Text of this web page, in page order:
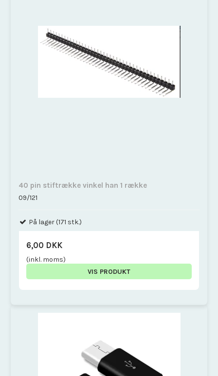
40 pin stiftrække vinkel han 1 række
09/121
På lager (171 stk.)
6,00 DKK
(inkl. moms)
VIS PRODUKT